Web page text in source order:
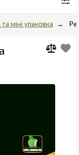
міні упаковка